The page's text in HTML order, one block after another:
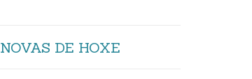
NOVAS DE HOXE